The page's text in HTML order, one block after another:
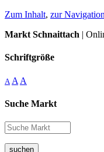
Zum Inhalt, zur Navigation
Markt Schnaittach |
Schriftgröße
A A A
Suche Markt
suchen